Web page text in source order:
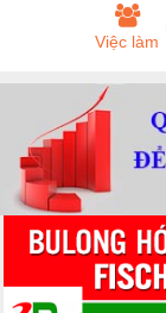
Việc làm